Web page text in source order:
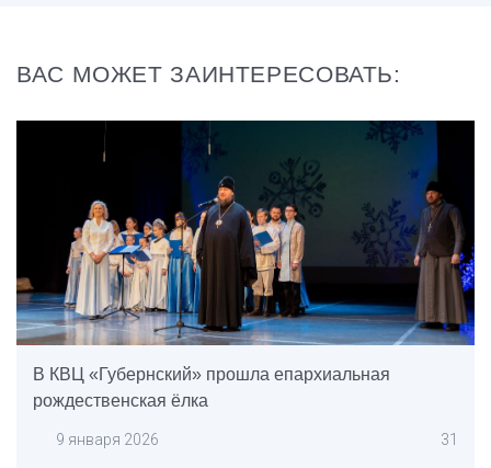
ВАС МОЖЕТ ЗАИНТЕРЕСОВАТЬ:
В КВЦ «Губернский» прошла епархиальная
рождественская ёлка
9 января 2026 31